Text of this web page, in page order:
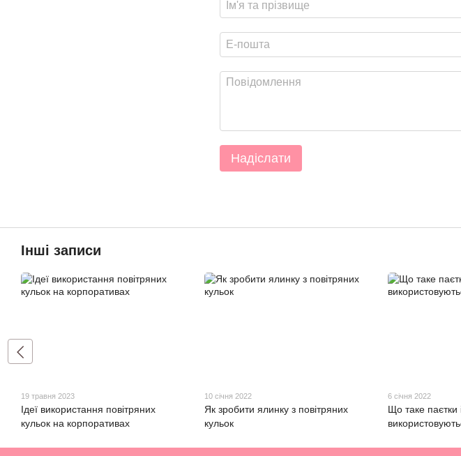
Надіслати
Інші записи
19 травня 2023
Ідеї використання повітряних
кульок на корпоративах
10 січня 2022
Як зробити ялинку з повітряних
кульок
6 січня 2022
Що таке паєтки